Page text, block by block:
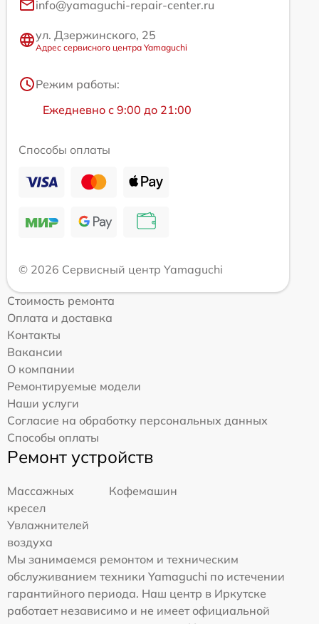
info@yamaguchi-repair-center.ru
ул. Дзержинского, 25
Адрес сервисного центра Yamaguchi
Режим работы:
Ежедневно с 9:00 до 21:00
Способы оплаты
© 2026 Сервисный центр Yamaguchi
Стоимость ремонта
Оплата и доставка
Контакты
Вакансии
О компании
Ремонтируемые модели
Наши услуги
Согласие на обработку персональных данных
Способы оплаты
Ремонт устройств
Массажных
кресел
Кофемашин
Увлажнителей
воздуха
Мы занимаемся ремонтом и техническим
обслуживанием техники Yamaguchi по истечении
гарантийного периода. Наш центр в Иркутске
работает независимо и не имеет официальной